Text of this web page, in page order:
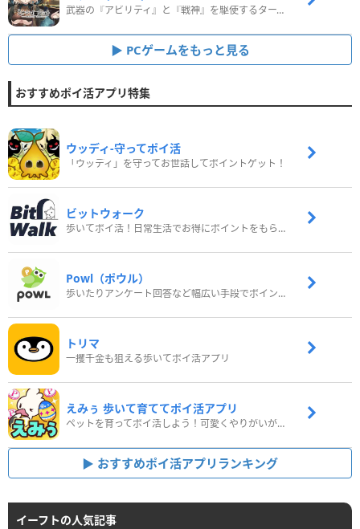
武器の『アビリティ』と『戦神』を駆使するターン制コマンドバトルRPG！
PCゲームをもっと見る
おすすめポイ活アプリ特集
ウッディ‐守ってポイ活
「ウッディ」を守ってお世話してポイントゲット！
ビットウォーク
歩いてポイ活！日常生活でお得にポイントをもらおう
Powl（ポウル）
歩いたりアンケート回答など幅広い手段でポイントをゲット
トリマ
一攫千金も狙える歩いてポイ活アプリ
えみぅ 歩いて育ててポイ活アプリ
ペットを育ってポイ活しよう！可愛くやりがいがある新感覚アプリ
おすすめポイ活アプリランキング
イーフトの人気記事